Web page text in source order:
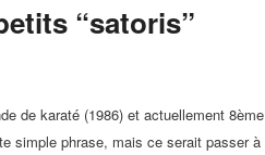
“satoris”
de karaté (1986) et actuellement 8ème
simple phrase, mais ce serait passer à